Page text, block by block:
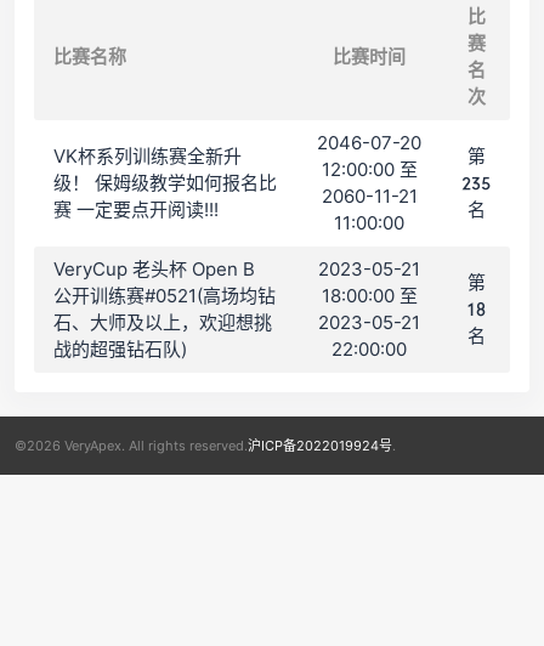
比赛名称 比赛时间
比
赛
名
次
VK杯系列训练赛全新升
级！ 保姆级教学如何报名比
赛 一定要点开阅读!!!
2046-07-20
12:00:00 至
2060-11-21
11:00:00
第
235
名
VeryCup 老头杯 Open B
公开训练赛#0521(高场均钻
石、大师及以上，欢迎想挑
战的超强钻石队)
2023-05-21
18:00:00 至
2023-05-21
22:00:00
第
18
名
©2026 VeryApex. All rights reserved. 沪ICP备2022019924号